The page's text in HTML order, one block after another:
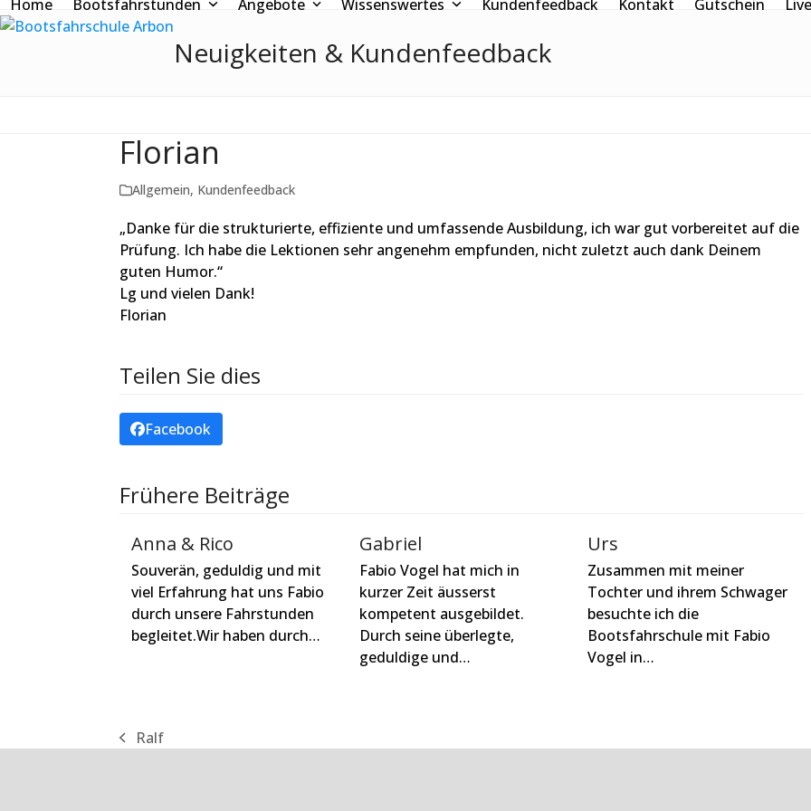
Skip
to
Home Bootsfahrstunden Angebote Wissenswertes Kundenfeedback Kontakt Gutschein
Neuigkeiten & Kundenfeedback
Florian
Allgemein, Kundenfeedback
„Danke für die strukturierte, effiziente und umfassende Ausbildung, ich war gut vorbereitet auf die
Prüfung. Ich habe die Lektionen sehr angenehm empfunden, nicht zuletzt auch dank Deinem
guten Humor.“
Lg und vielen Dank!
Florian
Teilen Sie dies
Facebook
Frühere Beiträge
Anna & Rico
Souverän, geduldig und mit
viel Erfahrung hat uns Fabio
durch unsere Fahrstunden
begleitet.Wir haben durch…
Gabriel
Fabio Vogel hat mich in
kurzer Zeit äusserst
kompetent ausgebildet.
Durch seine überlegte,
geduldige und…
Urs
Zusammen mit meiner
Tochter und ihrem Schwager
besuchte ich die
Bootsfahrschule mit Fabio
Vogel in…
vorheriger
Ralf